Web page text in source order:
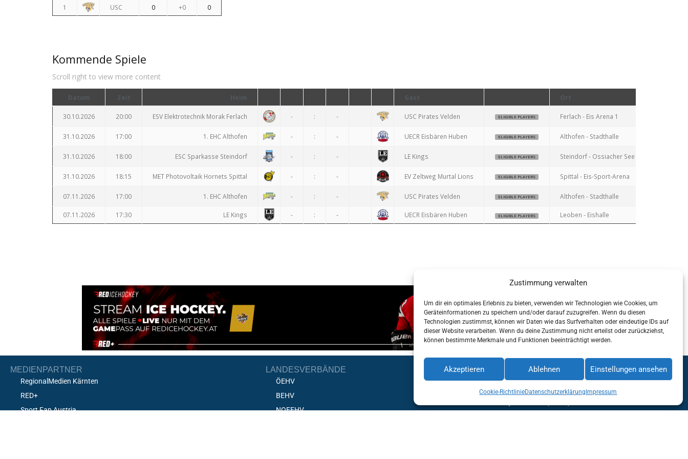
Zustimmung verwalten
Um dir ein optimales Erlebnis zu bieten, verwenden wir Technologien wie Cookies, um
Geräteinformationen zu speichern und/oder darauf zuzugreifen. Wenn du diesen
Technologien zustimmst, können wir Daten wie das Surfverhalten oder eindeutige IDs auf
dieser Website verarbeiten. Wenn du deine Zustimmung nicht erteilst oder zurückziehst,
können bestimmte Merkmale und Funktionen beeinträchtigt werden.
Akzeptieren Ablehnen Einstellungen ansehen
Cookie-RichtlinieDatenschutzerklärung Impressum
1 USC 0 +0 0
Kommende Spiele
Scroll right to view more content
Datum Zeit Heim Gast Ort
30.10.2026 20:00 ESV Elektrotechnik Morak Ferlach - : - USC Pirates Velden ELIGIBLE PLAYERS Ferlach - Eis Arena 1
31.10.2026 17:00 1. EHC Althofen - : - UECR Eisbären Huben ELIGIBLE PLAYERS Althofen - Stadthalle
31.10.2026 18:00 ESC Sparkasse Steindorf - : - LE Kings ELIGIBLE PLAYERS Steindorf - Ossiacher See Halle
31.10.2026 18:15 MET Photovoltaik Hornets Spittal - : - EV Zeltweg Murtal Lions ELIGIBLE PLAYERS Spittal - Eis-Sport-Arena
07.11.2026 17:00 1. EHC Althofen - : - USC Pirates Velden ELIGIBLE PLAYERS Althofen - Stadthalle
07.11.2026 17:30 LE Kings - : - UECR Eisbären Huben ELIGIBLE PLAYERS Leoben - Eishalle
MEDIENPARTNER
RegionalMedien Kärnten
RED+
Sport Fan Austria
LANDESVERBÄNDE
ÖEHV
BEHV
NOEEHV
KONTAKT
Kärntner Eishockeyverband – KEHV
Landesverband Kärnten des Österreichischen